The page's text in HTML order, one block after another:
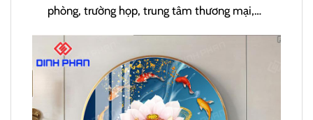
phòng, trường họp, trung tâm thương mại,…